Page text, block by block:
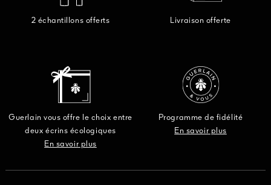
2 échantillons offerts Livraison offerte
Guerlain vous offre le choix entre
deux écrins écologiques
En savoir plus
Programme de fidélité
En savoir plus